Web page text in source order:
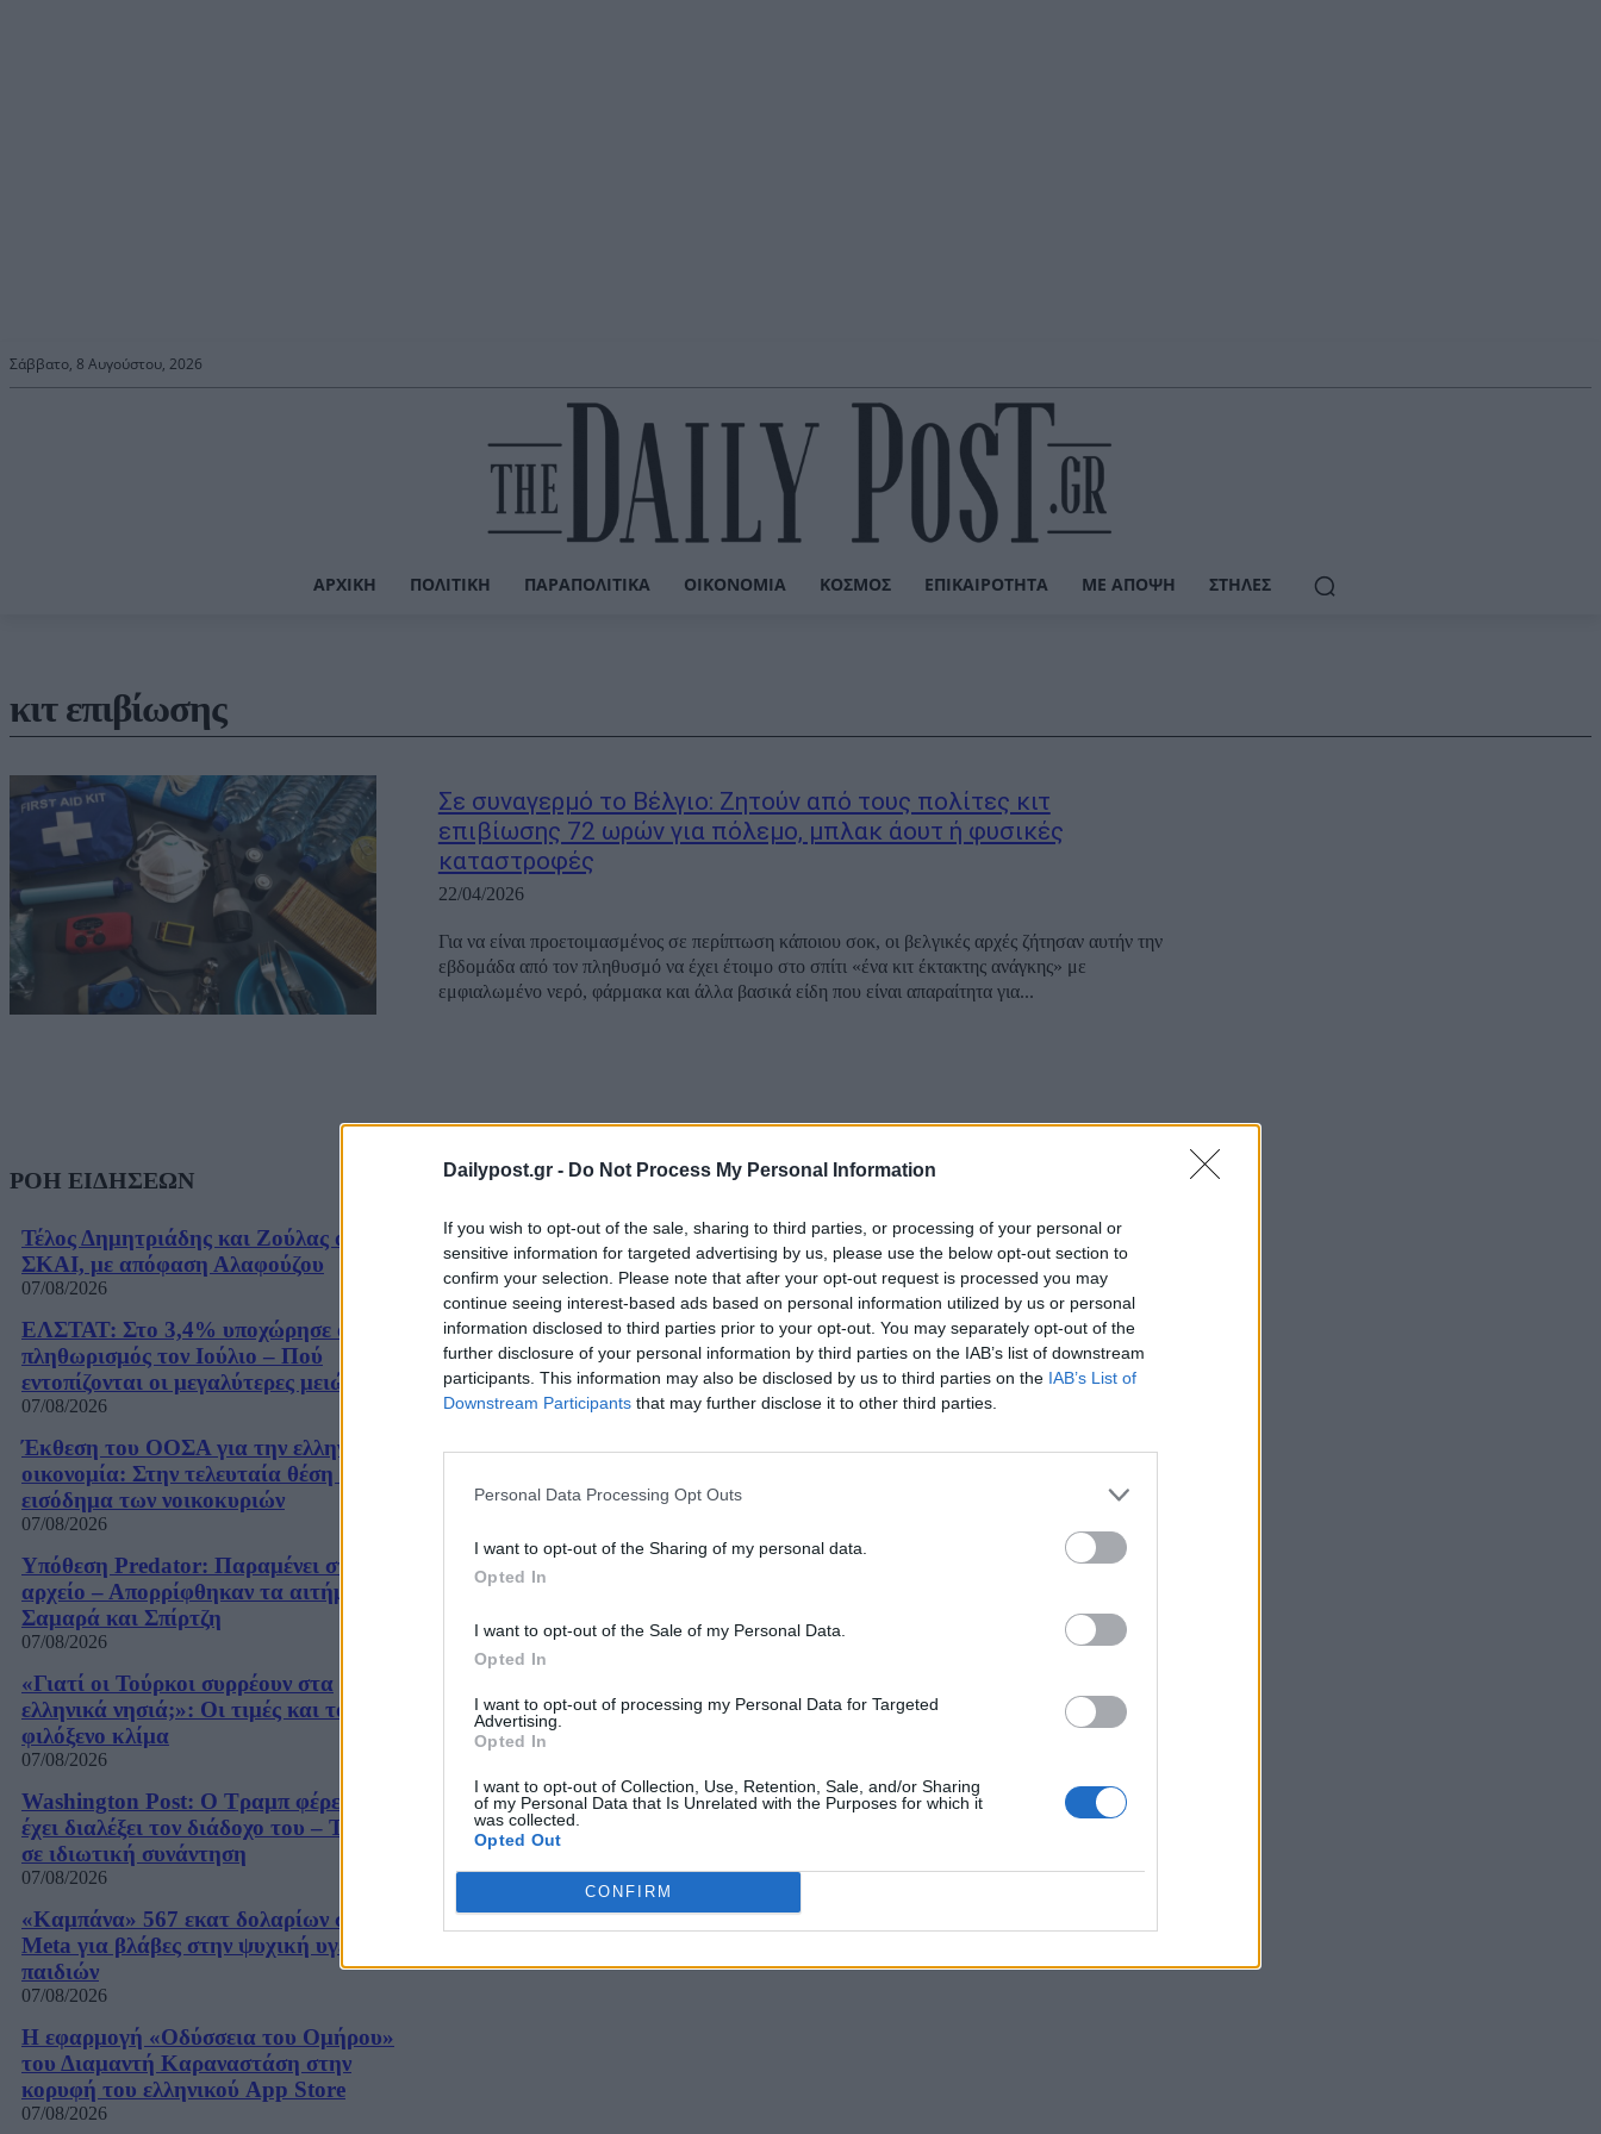
Dailypost.gr - Do Not Process My Personal Information
If you wish to opt-out of the sale, sharing to third parties, or processing of your personal or
sensitive information for targeted advertising by us, please use the below opt-out section to
confirm your selection. Please note that after your opt-out request is processed you may
continue seeing interest-based ads based on personal information utilized by us or personal
information disclosed to third parties prior to your opt-out. You may separately opt-out of the
further disclosure of your personal information by third parties on the IAB’s list of downstream
participants. This information may also be disclosed by us to third parties on the IAB’s List of
Downstream Participants that may further disclose it to other third parties.
Personal Data Processing Opt Outs
I want to opt-out of the Sharing of my personal data.
Opted In
I want to opt-out of the Sale of my Personal Data.
Opted In
I want to opt-out of processing my Personal Data for Targeted
Advertising.
Opted In
I want to opt-out of Collection, Use, Retention, Sale, and/or Sharing
of my Personal Data that Is Unrelated with the Purposes for which it
was collected.
Opted Out
CONFIRM
Σάββατο, 8 Αυγούστου, 2026
ΑΡΧΙΚΉ ΠΟΛΙΤΙΚΉ ΠΑΡΑΠΟΛΙΤΙΚΆ ΟΙΚΟΝΟΜΊΑ ΚΌΣΜΟΣ ΕΠΙΚΑΙΡΌΤΗΤΑ ΜΕ ΆΠΟΨΗ ΣΤΉΛΕΣ
κιτ επιβίωσης
Σε συναγερμό το Βέλγιο: Ζητούν από τους πολίτες κιτ
επιβίωσης 72 ωρών για πόλεμο, μπλακ άουτ ή φυσικές
καταστροφές
22/04/2026
Για να είναι προετοιμασμένος σε περίπτωση κάποιου σοκ, οι βελγικές αρχές ζήτησαν αυτήν την
εβδομάδα από τον πληθυσμό να έχει έτοιμο στο σπίτι «ένα κιτ έκτακτης ανάγκης» με
εμφιαλωμένο νερό, φάρμακα και άλλα βασικά είδη που είναι απαραίτητα για...
ΡΟΗ ΕΙΔΗΣΕΩΝ
Τέλος Δημητριάδης και Ζούλας από τον
ΣΚΑΙ, με απόφαση Αλαφούζου
07/08/2026
ΕΛΣΤΑΤ: Στο 3,4% υποχώρησε ο
πληθωρισμός τον Ιούλιο – Πού
εντοπίζονται οι μεγαλύτερες μειώσεις
07/08/2026
Έκθεση του ΟΟΣΑ για την ελληνική
οικονομία: Στην τελευταία θέση το
εισόδημα των νοικοκυριών
07/08/2026
Υπόθεση Predator: Παραμένει στο
αρχείο – Απορρίφθηκαν τα αιτήματα
Σαμαρά και Σπίρτζη
07/08/2026
«Γιατί οι Τούρκοι συρρέουν στα
ελληνικά νησιά;»: Οι τιμές και το
φιλόξενο κλίμα
07/08/2026
Washington Post: Ο Τραμπ φέρεται να
έχει διαλέξει τον διάδοχο του – Τι είπε
σε ιδιωτική συνάντηση
07/08/2026
«Καμπάνα» 567 εκατ δολαρίων στη
Meta για βλάβες στην ψυχική υγεία των
παιδιών
07/08/2026
Η εφαρμογή «Οδύσσεια του Ομήρου»
του Διαμαντή Καραναστάση στην
κορυφή του ελληνικού App Store
07/08/2026